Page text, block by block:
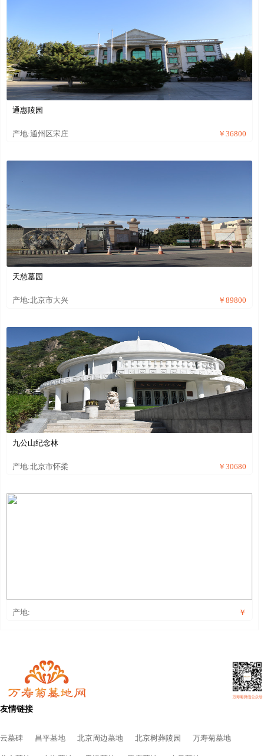
通惠陵园
产地:通州区宋庄 ￥36800
天慈墓园
产地:北京市大兴 ￥89800
九公山纪念林
产地:北京市怀柔 ￥30680
产地: ￥
友情链接
云墓碑 昌平墓地 北京周边墓地 北京树葬陵园 万寿菊墓地